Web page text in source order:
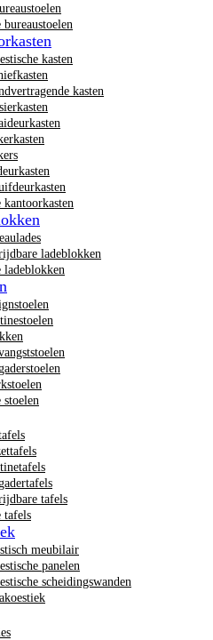
kasten
kasten
ladeblokken
tafels
tafels
meubilair
panelen
scheidingswanden